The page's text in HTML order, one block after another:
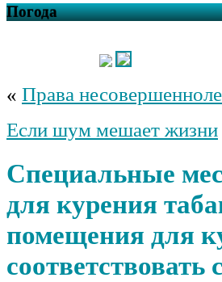
Погода
« Права
Если шум мешает жизни
Специальные
для курения
помещения для